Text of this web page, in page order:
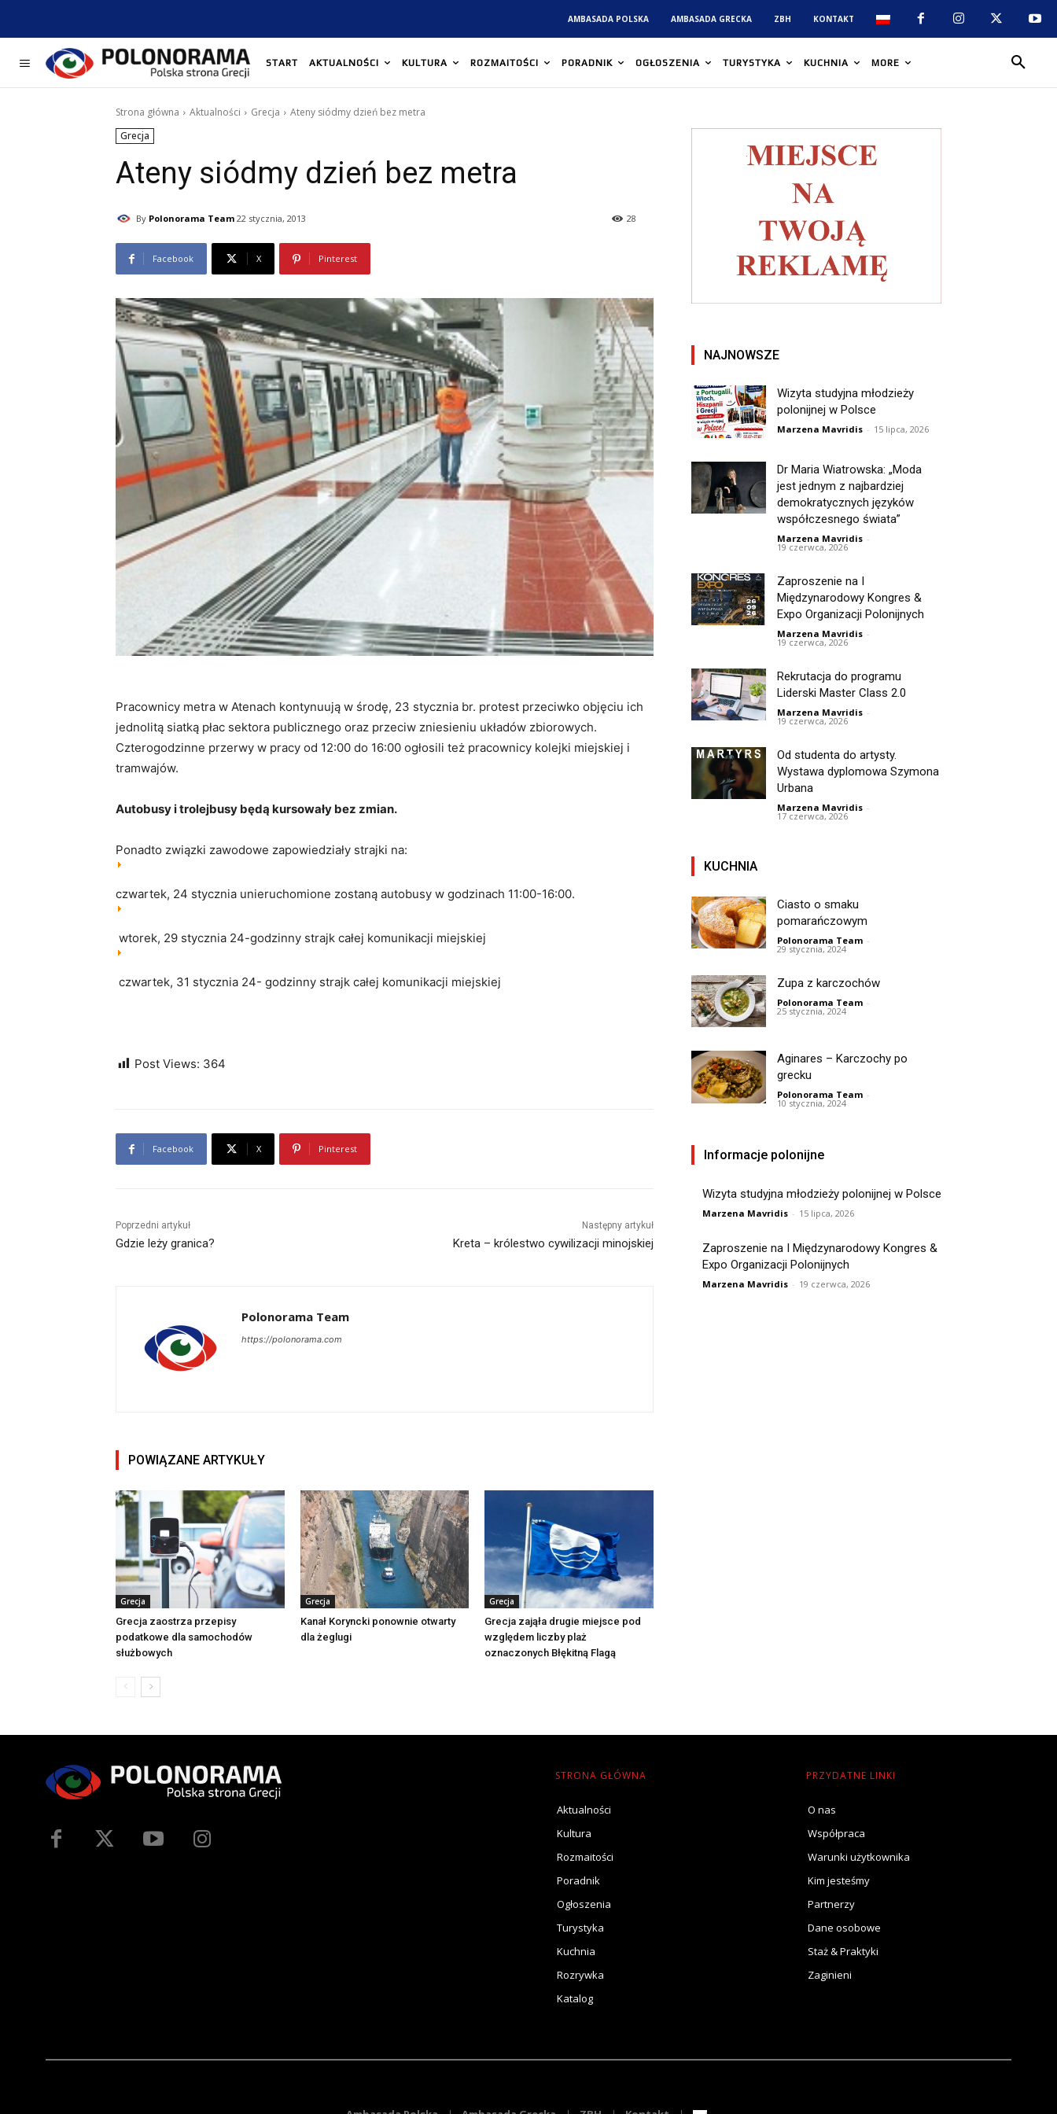
AMBASADA POLSKA AMBASADA GRECKA ZBH KONTAKT
START AKTUALNOŚCI KULTURA ROZMAITOŚCI PORADNIK OGŁOSZENIA TURYSTYKA KUCHNIA MORE
Strona główna Aktualności Grecja
Ateny siódmy dzień bez metra
Grecja
Ateny siódmy dzień bez metra
By Polonorama Team 22 stycznia, 2013 28
Facebook X Pinterest
Pracownicy metra w Atenach kontynuują w środę, 23 stycznia br. protest przeciwko objęciu ich
jednolitą siatką płac sektora publicznego oraz przeciw zniesieniu układów zbiorowych.
Czterogodzinne przerwy w pracy od 12:00 do 16:00 ogłosili też pracownicy kolejki miejskiej i
tramwajów.
Autobusy i trolejbusy będą kursowały bez zmian.
Ponadto związki zawodowe zapowiedziały strajki na:
czwartek, 24 stycznia unieruchomione zostaną autobusy w godzinach 11:00-16:00.
wtorek, 29 stycznia 24-godzinny strajk całej komunikacji miejskiej
czwartek, 31 stycznia 24- godzinny strajk całej komunikacji miejskiej
Post Views: 364
Facebook X Pinterest
Poprzedni artykuł
Gdzie leży granica?
Następny artykuł
Kreta – królestwo cywilizacji minojskiej
Polonorama Team
https://polonorama.com
POWIĄZANE ARTYKUŁY
Grecja
Grecja zaostrza przepisy
podatkowe dla samochodów
służbowych
Grecja
Kanał Koryncki ponownie otwarty
dla żeglugi
Grecja
Grecja zająła drugie miejsce pod
względem liczby plaż
oznaczonych Błękitną Flagą
NAJNOWSZE
Wizyta studyjna młodzieży
polonijnej w Polsce
Marzena Mavridis - 15 lipca, 2026
Dr Maria Wiatrowska: „Moda
jest jednym z najbardziej
demokratycznych języków
współczesnego świata”
Marzena Mavridis -
19 czerwca, 2026
Zaproszenie na I
Międzynarodowy Kongres &
Expo Organizacji Polonijnych
Marzena Mavridis -
19 czerwca, 2026
Rekrutacja do programu
Liderski Master Class 2.0
Marzena Mavridis -
19 czerwca, 2026
Od studenta do artysty.
Wystawa dyplomowa Szymona
Urbana
Marzena Mavridis -
17 czerwca, 2026
KUCHNIA
Ciasto o smaku
pomarańczowym
Polonorama Team -
29 stycznia, 2024
Zupa z karczochów
Polonorama Team -
25 stycznia, 2024
Aginares – Karczochy po
grecku
Polonorama Team -
10 stycznia, 2024
Informacje polonijne
Wizyta studyjna młodzieży polonijnej w Polsce
Marzena Mavridis - 15 lipca, 2026
Zaproszenie na I Międzynarodowy Kongres &
Expo Organizacji Polonijnych
Marzena Mavridis - 19 czerwca, 2026
STRONA GŁÓWNA
Aktualności
Kultura
Rozmaitości
Poradnik
Ogłoszenia
Turystyka
Kuchnia
Rozrywka
Katalog
PRZYDATNE LINKI
O nas
Współpraca
Warunki użytkownika
Kim jesteśmy
Partnerzy
Dane osobowe
Staż & Praktyki
Zaginieni